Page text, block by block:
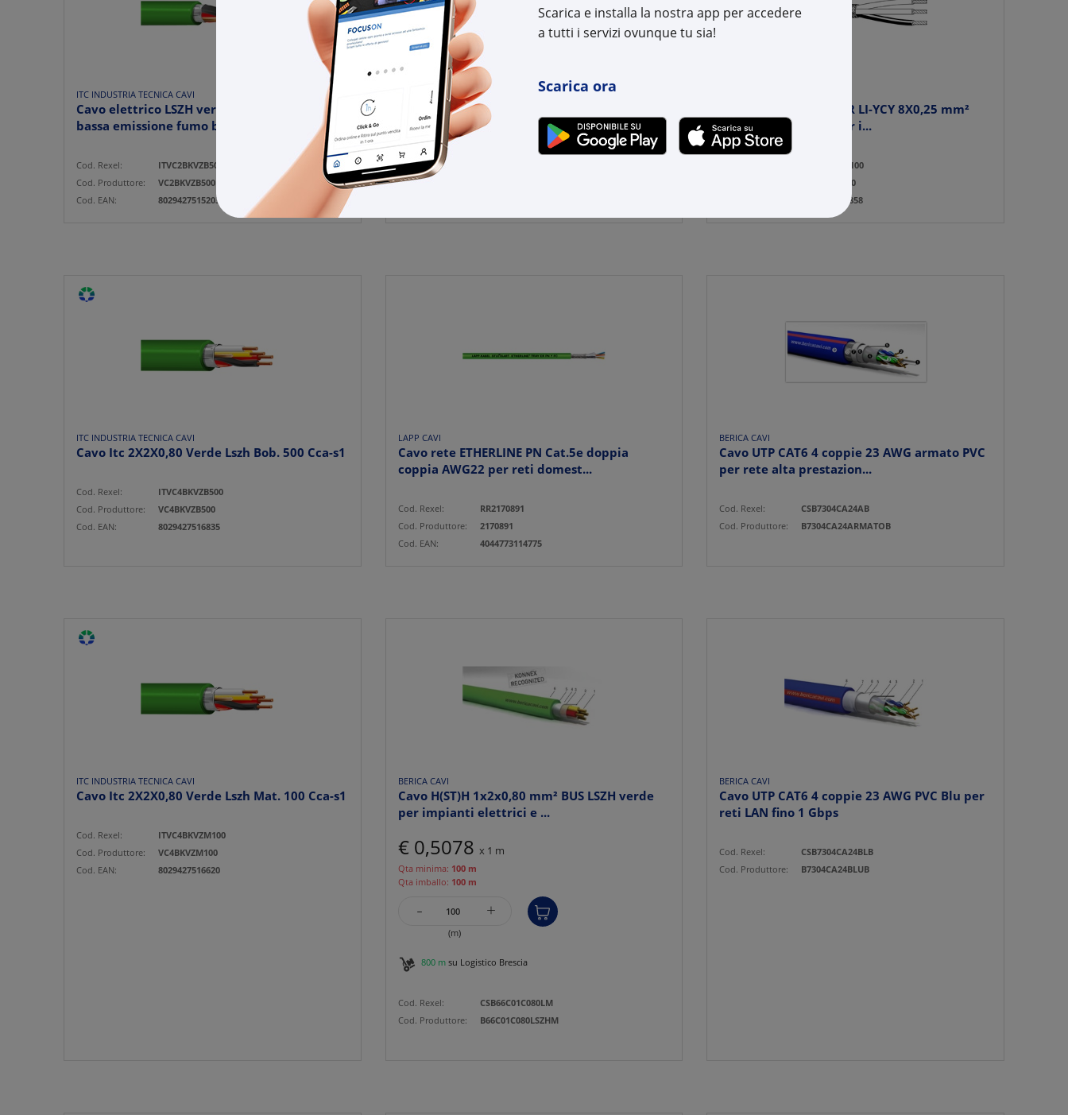
Scarica e installa la nostra app per accedere
a tutti i servizi ovunque tu sia!
Scarica ora
ITC INDUSTRIA TECNICA CAVI
Cavo elettrico LSZH verde 1x2x0,80 mm²
bassa emissione fumo bobin...
Cod. Rexel:
ITVC2BKVZB500
Cod. Produttore:
VC2BKVZB500
Cod. EAN:
8029427515203
ITC INDUSTRIA TECNICA CAVI
Cavo elettrico LI-YCY 2x0,50 mm² flessibile
alta qualità per inst...
Cod. Rexel:
Cod. Produttore:
Cavo elettrico FROH2R LI-YCY 8X0,25 mm²
grigio 8 conduttori per i...
ITLI-82GRM100
LI-82GRM100
8029427005858
ITC INDUSTRIA TECNICA CAVI
Cavo Itc 2X2X0,80 Verde Lszh Bob. 500 Cca-s1
Cod. Rexel:
ITVC4BKVZB500
Cod. Produttore:
VC4BKVZB500
Cod. EAN:
8029427516835
LAPP CAVI
Cavo rete ETHERLINE PN Cat.5e doppia
coppia AWG22 per reti domest...
Cod. Rexel:
RR2170891
Cod. Produttore:
2170891
Cod. EAN:
4044773114775
BERICA CAVI
Cavo UTP CAT6 4 coppie 23 AWG armato PVC
per rete alta prestazion...
Cod. Rexel:
CSB7304CA24AB
Cod. Produttore:
B7304CA24ARMATOB
ITC INDUSTRIA TECNICA CAVI
Cavo Itc 2X2X0,80 Verde Lszh Mat. 100 Cca-s1
Cod. Rexel:
ITVC4BKVZM100
Cod. Produttore:
VC4BKVZM100
Cod. EAN:
8029427516620
BERICA CAVI
Cavo H(ST)H 1x2x0,80 mm² BUS LSZH verde
per impianti elettrici e ...
€ 0,5078 x 1 m
Qta minima: 100 m
Qta imballo: 100 m
- +
(m)
800 msu Logistico Brescia
Cod. Rexel:
CSB66C01C080LM
Cod. Produttore:
B66C01C080LSZHM
BERICA CAVI
Cavo UTP CAT6 4 coppie 23 AWG PVC Blu per
reti LAN fino 1 Gbps
Cod. Rexel:
CSB7304CA24BLB
Cod. Produttore:
B7304CA24BLUB